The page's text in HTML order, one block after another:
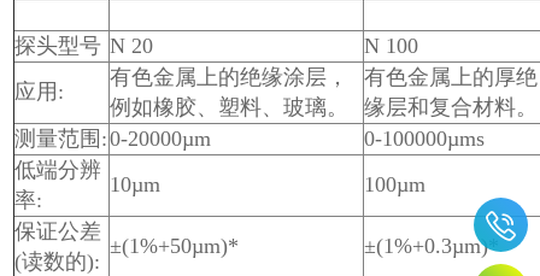
探头型号 N 20
N 100
应用:
有色金属上的绝缘涂层，
例如橡胶、塑料、玻璃。
有色金属上的厚绝
缘层和复合材料。
测量范围:0-20000µm
0-100000µms
低端分辨
率:
10µm
100µm
保证公差
(读数的):
±(1%+50µm)*
±(1%+0.3µm)*